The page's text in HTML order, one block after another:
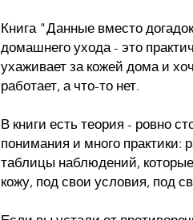
Книга "Данные вместо
домашнего ухода - это
ухаживает за кожей дома и
работает, а что-то нет.
В книги есть теория - ровно
понимания и много практики:
таблицы наблюдений,
кожу, под свои условия, под